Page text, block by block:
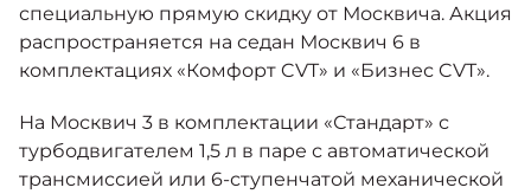
специальную прямую скидку от Москвича. Акция
распространяется на седан Москвич 6 в
комплектациях «Комфорт CVT» и «Бизнес CVT».
На Москвич 3 в комплектации «Стандарт» с
турбодвигателем 1,5 л в паре с автоматической
трансмиссией или 6-ступенчатой механической